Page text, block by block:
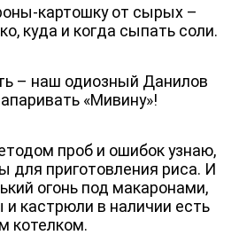
картошку от сырых –
куда и когда сыпать соли.
– наш одиозный Данилов
«Мивину»!
проб и ошибок узнаю,
для приготовления риса. И
огонь под макаронами,
кастрюли в наличии есть
котелком.